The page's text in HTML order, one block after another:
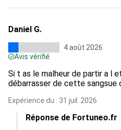
Daniel G.
4 août 2026
Avis vérifié
Si t as le malheur de partir a l
débarrasser de cette sangsue
Expérience du : 31 juil. 2026
Réponse de Fortuneo.fr